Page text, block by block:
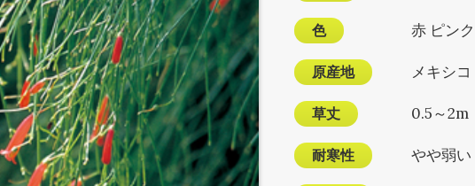
色 赤 ピン
原産地 メキシコ
草丈 0.5～2m
耐寒性 やや弱い